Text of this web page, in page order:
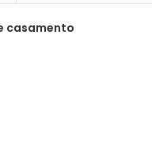
casamento